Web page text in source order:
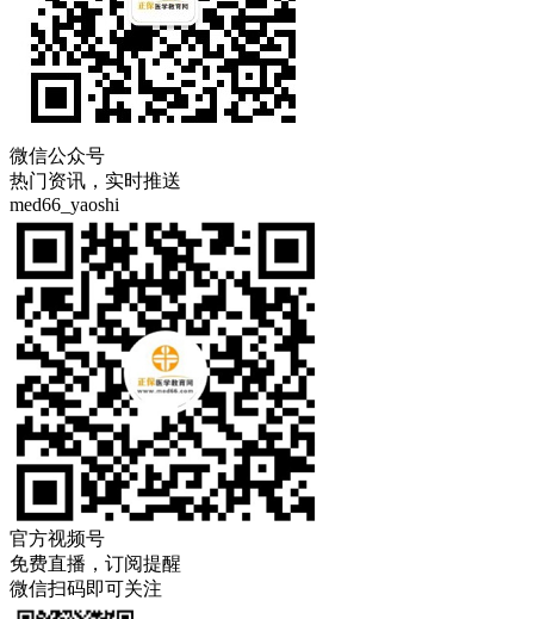
微信公众号
热门资讯，实时推送
med66_yaoshi
官方视频号
免费直播，订阅提醒
微信扫码即可关注